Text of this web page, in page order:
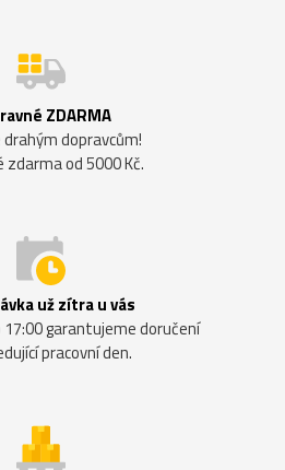
ZDARMA
dopravcům!
zdarma od 5000 Kč.
už zítra u vás
17:00 garantujeme doručení
pracovní den.